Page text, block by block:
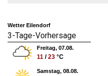
Wetter Eilendorf
3-Tage-Vorhersage
Freitag, 07.08.
11 /23 °C
Samstag, 08.08.